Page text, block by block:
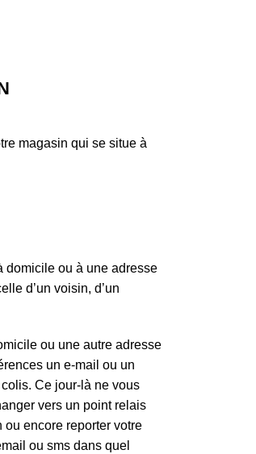
magasin qui se situe à
domicile ou à une adresse
d’un voisin, d’un
ou une autre adresse
un e-mail ou un
Ce jour-là ne vous
vers un point relais
encore reporter votre
ou sms dans quel